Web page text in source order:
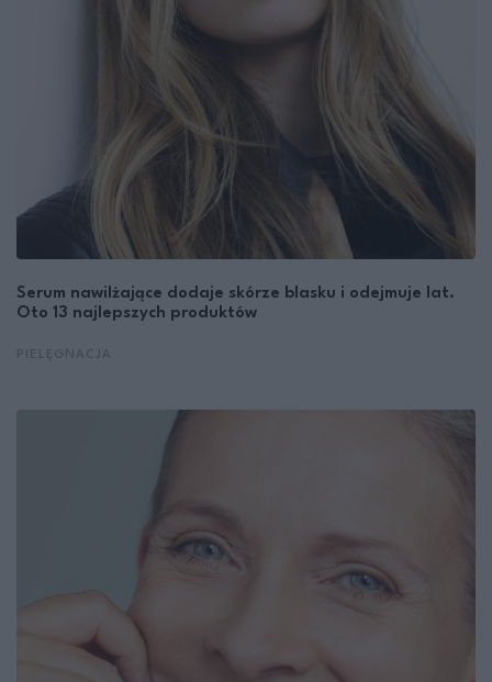
Serum nawilżające dodaje skórze blasku i odejmuje lat.
Oto 13 najlepszych produktów